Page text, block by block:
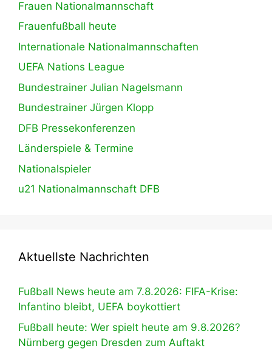
Frauen Nationalmannschaft
Frauenfußball heute
Internationale Nationalmannschaften
UEFA Nations League
Bundestrainer Julian Nagelsmann
Bundestrainer Jürgen Klopp
DFB Pressekonferenzen
Länderspiele & Termine
Nationalspieler
u21 Nationalmannschaft DFB
Aktuellste Nachrichten
Fußball News heute am 7.8.2026: FIFA-Krise:
Infantino bleibt, UEFA boykottiert
Fußball heute: Wer spielt heute am 9.8.2026?
Nürnberg gegen Dresden zum Auftakt